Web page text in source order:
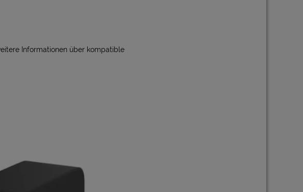
Informationen über kompatible